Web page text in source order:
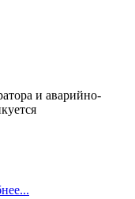
и аварийно-